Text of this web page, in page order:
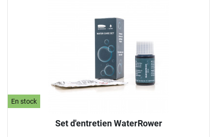
En stock
Set d'entretien WaterRower